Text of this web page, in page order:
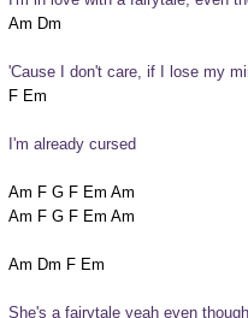
'Cause I don't care, if I lose my
I'm already cursed
Am F G F Em Am
Am F G F Em Am
She's a fairytale yeah even